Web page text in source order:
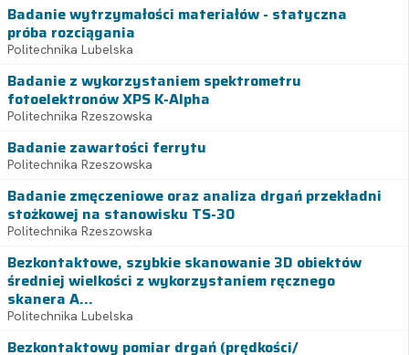
Badanie wytrzymałości materiałów - statyczna
próba rozciągania
Politechnika Lubelska
Badanie z wykorzystaniem spektrometru
fotoelektronów XPS K-Alpha
Politechnika Rzeszowska
Badanie zawartości ferrytu
Politechnika Rzeszowska
Badanie zmęczeniowe oraz analiza drgań przekładni
stożkowej na stanowisku TS-30
Politechnika Rzeszowska
Bezkontaktowe, szybkie skanowanie 3D obiektów
średniej wielkości z wykorzystaniem ręcznego
skanera A...
Politechnika Lubelska
Bezkontaktowy pomiar drgań (prędkości/